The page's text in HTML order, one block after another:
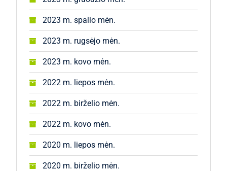
2023 m. spalio mėn.
2023 m. rugsėjo mėn.
2023 m. kovo mėn.
2022 m. liepos mėn.
2022 m. birželio mėn.
2022 m. kovo mėn.
2020 m. liepos mėn.
2020 m. birželio mėn.